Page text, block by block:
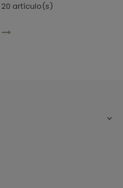
20 artículo(s)
